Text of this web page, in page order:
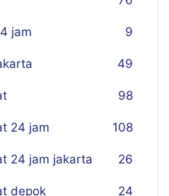
jam 9
49
98
24 jam 108
24 jam jakarta 26
depok 24